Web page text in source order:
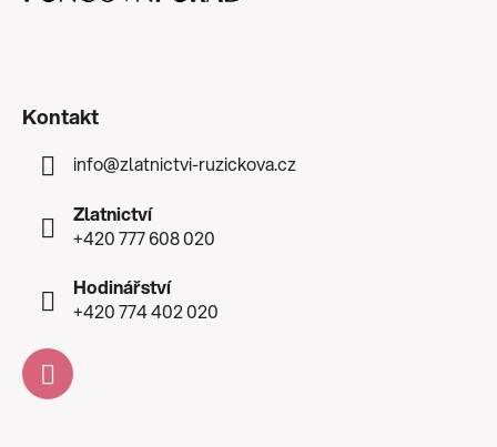
Kontakt
info@zlatnictvi-ruzickova.cz
Zlatnictví
+420 777 608 020
Hodinářství
+420 774 402 020